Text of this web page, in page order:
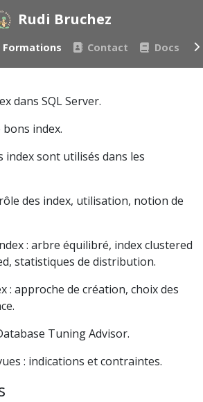
Rudi Bruchez
Formations Contact Docs
dans SQL Server.
index.
index sont utilisés dans les
des index, utilisation, notion de
: arbre équilibré, index clustered
statistiques de distribution.
: approche de création, choix des
Tuning Advisor.
: indications et contraintes.